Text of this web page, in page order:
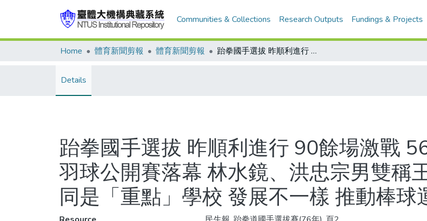
Communities & Collections Research Outputs Fundings & Projects
Home 體育新聞剪報 體育新聞剪報 跆拳國手選拔 昨順利進行 90餘場激戰 56位選手脫穎而出/日本羽球公開賽落幕 林水鏡、洪忠宗男雙稱王/如何使少棒更美好3 同是「重點」學校 發展不一樣 推動棒球運動 要錢更要有教練
Details
跆拳國手選拔 昨順利進行 90餘場激戰
羽球公開賽落幕 林水鏡、洪忠宗男雙稱
同是「重點」學校 發展不一樣 推動棒球